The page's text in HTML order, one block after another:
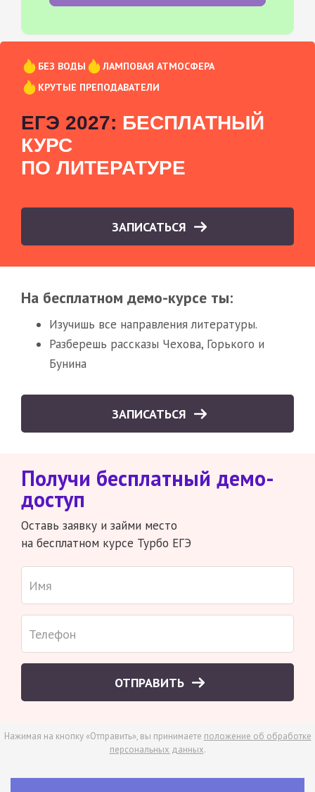
БЕЗ ВОДЫ
ЛАМПОВАЯ АТМОСФЕРА
КРУТЫЕ ПРЕПОДАВАТЕЛИ
ЕГЭ 2027: БЕСПЛАТНЫЙ
КУРС
ПО ЛИТЕРАТУРЕ
ЗАПИСАТЬСЯ
На бесплатном демо-курсе ты:
Изучишь все направления литературы.
Разберешь рассказы Чехова, Горького и
Бунина
ЗАПИСАТЬСЯ
Получи бесплатный демо-
доступ
Оставь заявку и займи место
на бесплатном курсе Турбо ЕГЭ
ОТПРАВИТЬ
Нажимая на кнопку «Отправить», вы принимаете положение об обработке
персональных данных.